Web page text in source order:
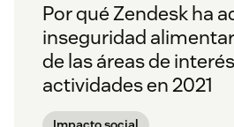
Por qué Zendesk ha
inseguridad
de las áreas de
actividades en 2021